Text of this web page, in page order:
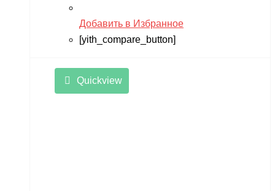
Добавить в Избранное
[yith_compare_button]
Quickview